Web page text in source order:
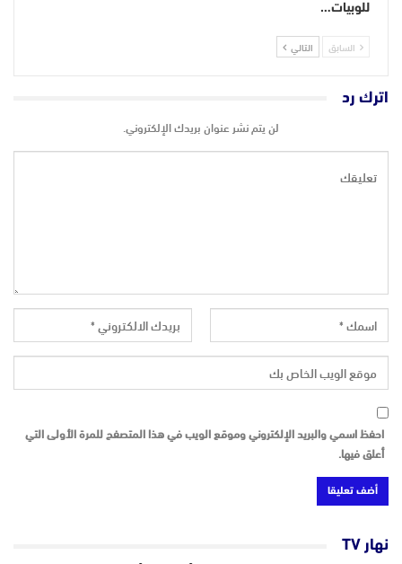
للوبيات…
السابق التالي
اترك رد
لن يتم نشر عنوان بريدك الإلكتروني.
احفظ اسمي والبريد الإلكتروني وموقع الويب في هذا المتصفح للمرة الأولى التي
أعلق فيها.
نهار TV